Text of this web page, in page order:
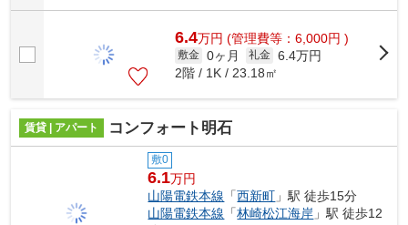
6.4万円 (管理費等：6,000円 )
敷金 0ヶ月 礼金 6.4万円
2階 / 1K / 23.18㎡
賃貸 | アパート コンフォート明石
敷0
6.1万円
山陽電鉄本線 「西新町 」駅 徒歩15分
山陽電鉄本線 「林崎松江海岸 」駅 徒歩12